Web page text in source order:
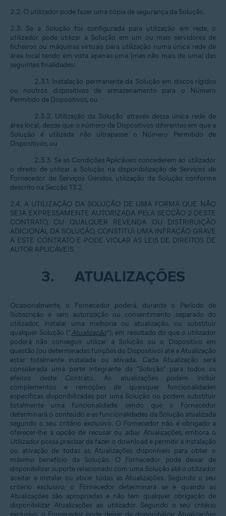
2.2. O utilizador pode fazer uma cópia de segurança da Solução.
2.3. Se a Solução for configurada para utilização em rede, o
utilizador pode utilizar a Solução em um ou mais servidores de
ficheiros ou máquinas virtuais para utilização numa única rede de
área local tendo em vista apenas uma (mas não mais de uma) das
seguintes finalidades:
2.3.1. Instalação permanente da Solução em discos rígidos
ou noutros dispositivos de armazenamento para o Número
Permitido de Dispositivos, ou
2.3.2. Utilização da Solução através dessa única rede de
área local, desde que o número de Dispositivos diferentes em que a
Solução é utilizada não ultrapasse o Número Permitido de
Dispositivos, ou
2.3.3. Se as Condições Aplicáveis concederem ao utilizador
o direito de utilizar a Solução na disponibilização de Serviços de
Fornecedor de Serviços Geridos, utilização da Solução conforme
descrito na Secção 13.2.
2.4. A UTILIZAÇÃO DA SOLUÇÃO DE UMA FORMA QUE NÃO
SEJA EXPRESSAMENTE AUTORIZADA PELA SECÇÃO 2 DESTE
CONTRATO, OU QUALQUER REVENDA OU DISTRIBUIÇÃO
ADICIONAL DA SOLUÇÃO, CONSTITUI UMA INFRAÇÃO GRAVE
A ESTE CONTRATO E PODE VIOLAR AS LEIS DE DIREITOS DE
AUTOR APLICÁVEIS.
3. ATUALIZAÇÕES
Ocasionalmente, o Fornecedor poderá, durante o Período de
Subscrição e sem autorização ou consentimento separado do
utilizador, instalar uma melhoria ou atualização, ou substituir
qualquer Solução (“Atualização”), em resultado do que o utilizador
poderá não conseguir utilizar a Solução ou o Dispositivo em
questão (ou determinadas funções do Dispositivo) até a Atualização
estar totalmente instalada ou ativada. Cada Atualização será
considerada uma parte integrante da “Solução” para todos os
efeitos deste Contrato. As atualizações podem incluir
complementos e remoções de quaisquer funcionalidades
específicas disponibilizadas por uma Solução ou podem substituir
totalmente uma funcionalidade, sendo que o Fornecedor
determinará o conteúdo e as funcionalidades da Solução atualizada
segundo o seu critério exclusivo. O Fornecedor não é obrigado a
oferecer-lhe a opção de recusar ou adiar Atualizações, embora o
Utilizador possa precisar de fazer o download e permitir a instalação
ou ativação de todas as Atualizações disponíveis para obter o
máximo benefício da Solução. O Fornecedor pode deixar de
disponibilizar suporte relacionado com uma Solução até o utilizador
aceitar e instalar ou ativar todas as Atualizações. Segundo o seu
critério exclusivo, o Fornecedor determinará se e quando as
Atualizações são apropriadas e não tem qualquer obrigação de
disponibilizar Atualizações ao utilizador. Segundo o seu critério
exclusivo, o Fornecedor pode deixar de disponibilizar Atualizações